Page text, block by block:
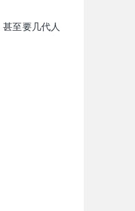
至要几代人